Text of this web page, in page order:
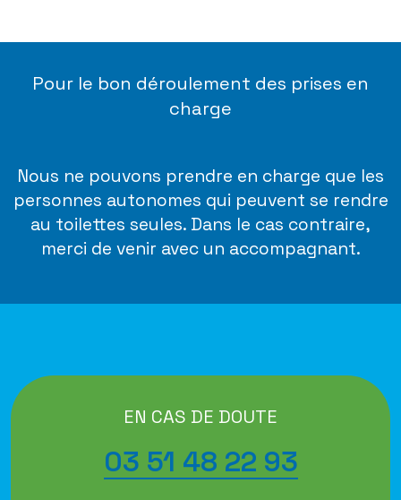
Pour le bon déroulement des prises en
charge
Nous ne pouvons prendre en charge que les
personnes autonomes qui peuvent se rendre
au toilettes seules. Dans le cas contraire,
merci de venir avec un accompagnant.
EN CAS DE DOUTE
03 51 48 22 93